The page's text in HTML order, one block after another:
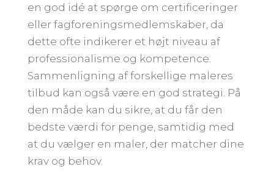
en god idé at spørge om certificeringer
eller fagforeningsmedlemskaber, da
dette ofte indikerer et højt niveau af
professionalisme og kompetence.
Sammenligning af forskellige maleres
tilbud kan også være en god strategi. På
den måde kan du sikre, at du får den
bedste værdi for penge, samtidig med
at du vælger en maler, der matcher dine
krav og behov.